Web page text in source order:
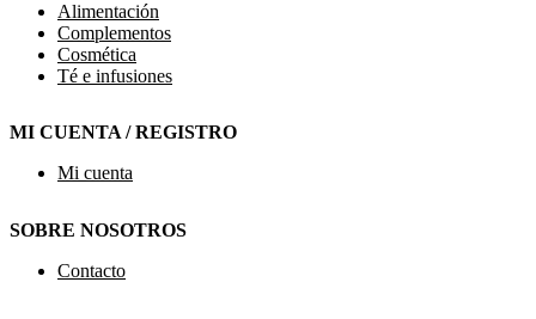
Alimentación
Complementos
Cosmética
Té e infusiones
MI CUENTA / REGISTRO
Mi cuenta
SOBRE NOSOTROS
Contacto